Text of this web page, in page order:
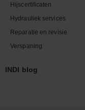
Hijscertificaten
Hydrauliek services
Reparatie en revisie
Verspaning
INDI blog